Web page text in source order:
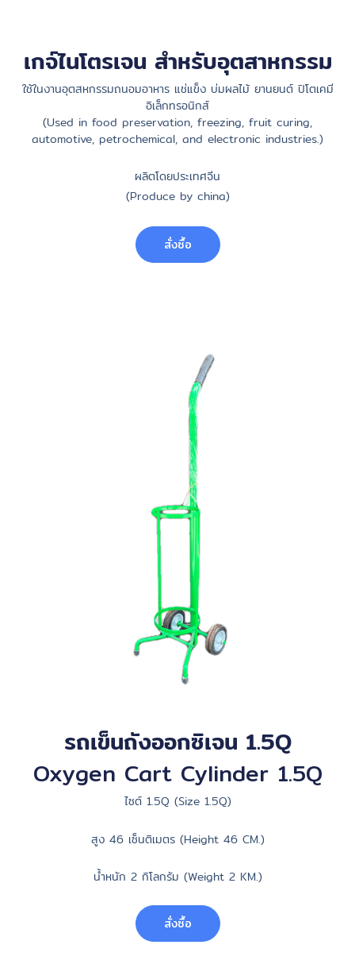
เกจ์ไนโตรเจน สำหรับอุตสาหกรรม
ใช้ในงานอุตสหกรรมถนอมอาหาร แช่แข็ง บ่มผลไม้ ยานยนต์ ปิโตเคมี
อิเล็กทรอนิกส์
(Used in food preservation, freezing, fruit curing,
automotive, petrochemical, and electronic industries.)
ผลิตโดยประเทศจีน
(Produce by china)
สั่งซื้อ
รถเข็นถังออกซิเจน 1.5Q
Oxygen Cart Cylinder 1.5Q
ไซต์ 1.5Q (Size 1.5Q)
สูง 46 เซ็นติเมตร (Height 46 CM.)
น้ำหนัก 2 กิโลกรัม (Weight 2 KM.)
สั่งซื้อ